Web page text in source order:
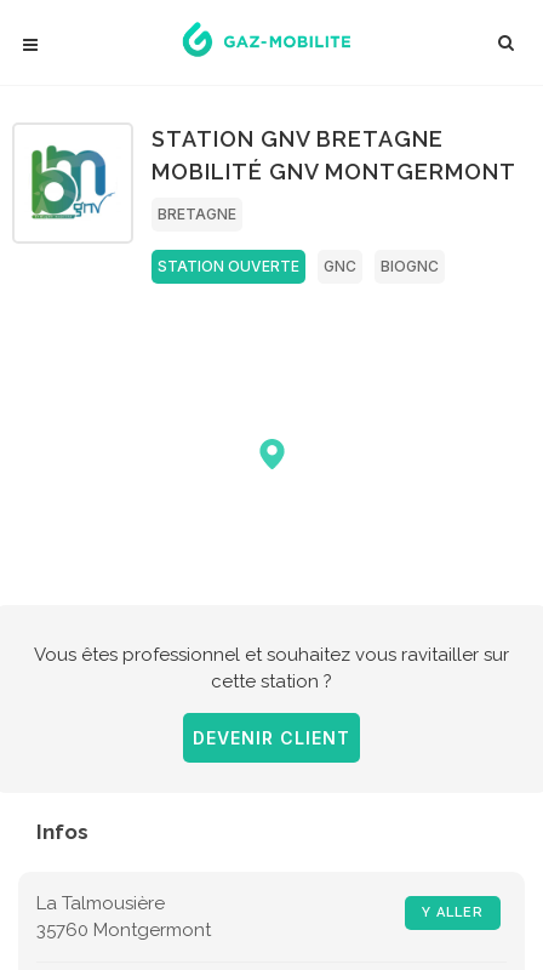
STATION GNV BRETAGNE
MOBILITÉ GNV MONTGERMONT
BRETAGNE
STATION OUVERTE GNC BIOGNC
Vous êtes professionnel et souhaitez vous ravitailler sur
cette station ?
DEVENIR CLIENT
Infos
Y ALLER
La Talmousière
35760 Montgermont